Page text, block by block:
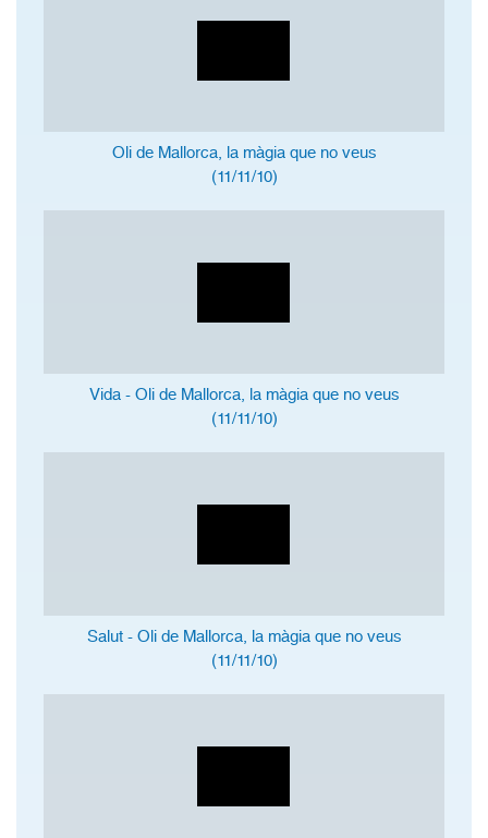
Oli de Mallorca, la màgia que no veus
(11/11/10)
Vida - Oli de Mallorca, la màgia que no veus
(11/11/10)
Salut - Oli de Mallorca, la màgia que no veus
(11/11/10)